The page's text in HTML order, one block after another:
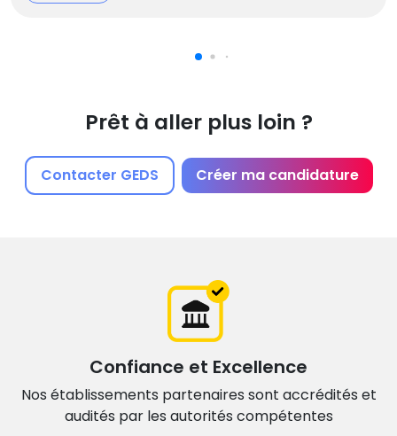
Prêt à aller plus loin ?
Contacter GEDS Créer ma candidature
Confiance et Excellence
Nos établissements partenaires sont accrédités et
audités par les autorités compétentes